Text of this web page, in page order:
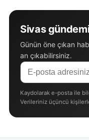
Sivas
Günün öne çıkan
an çıkabilirsiniz.
Kaydolarak e-posta ile
Verileriniz üçüncü